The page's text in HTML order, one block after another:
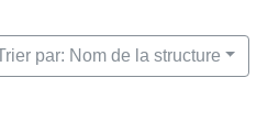
par: Nom de la structure